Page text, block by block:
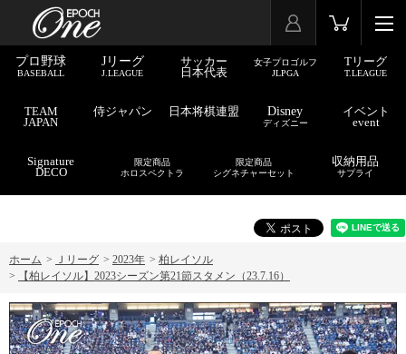
プロ野球
BASEBALL
Jリーグ
J.LEAGUE
サッカー
日本代表
女子プロゴルフ
JLPGA
Tリーグ
T.LEAGUE
TEAM
JAPAN
侍ジャパン 日本将棋連盟 Disney
ディズニー
イベント
event
Signature
DECO
限定商品
ホロスペクトラ
限定商品
シグネチャーセット
収納用品
サプライ
ホーム > Ｊリーグ > 2023年 > 柏レイソル
>
【柏レイソル】2023シーズン第21節スタメン（23.7.16）